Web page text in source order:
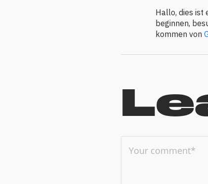
Hallo, dies ist
beginnen,
kommen von